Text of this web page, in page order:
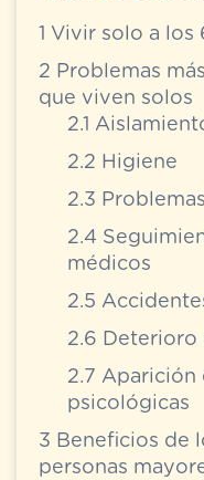
1 Vivir solo a los
2 Problemas
que viven solos
2.1
2.2 Higiene
2.3
2.4
médicos
2.5
2.6
2.7 Aparición
psicológicas
3 Beneficios de
personas